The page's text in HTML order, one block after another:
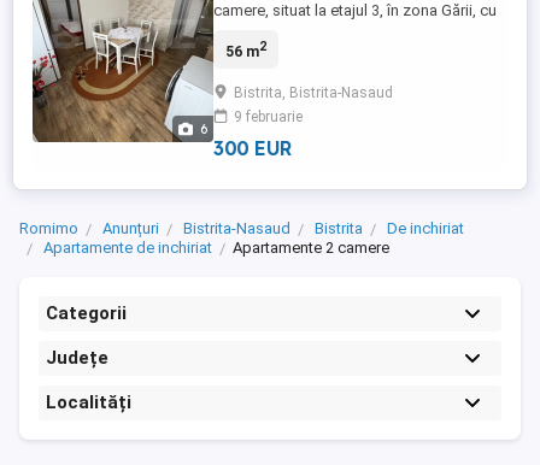
6
camere, situat la etajul 3, în zona Gării, cu
Locuința este recent renovată, pregătită
modern și primitor. Compartimentarea
este practică și aerisită, incluzând un
living luminos, un dormitor confortabil, ...
56 m2
Bistrita, Bistrita-Nasaud
9 februarie
300 EUR
Romimo Anunțuri Bistrita-Nasaud Bistrita
De inchiriat
Apartamente de inchiriat
Apartamente 2 camere
Categorii
Județe
Localități